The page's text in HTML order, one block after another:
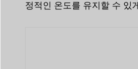
정적인 온도를 유지할 수 있